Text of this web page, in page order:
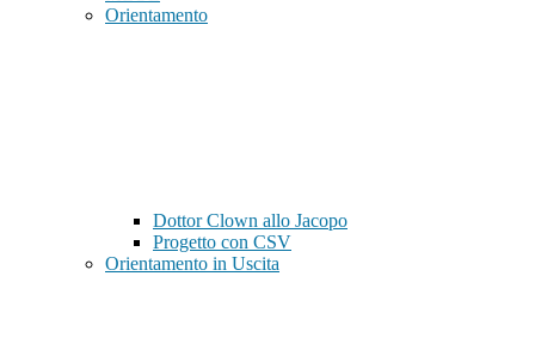
Orientamento
Dottor Clown allo Jacopo
Progetto con CSV
Orientamento in Uscita